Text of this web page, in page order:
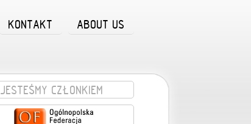
ABOUT US
KONTAKT
JESTEŚMY CZŁONKIEM